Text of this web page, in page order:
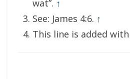
wat”. ↑
See: James 4:6. ↑
This line is added